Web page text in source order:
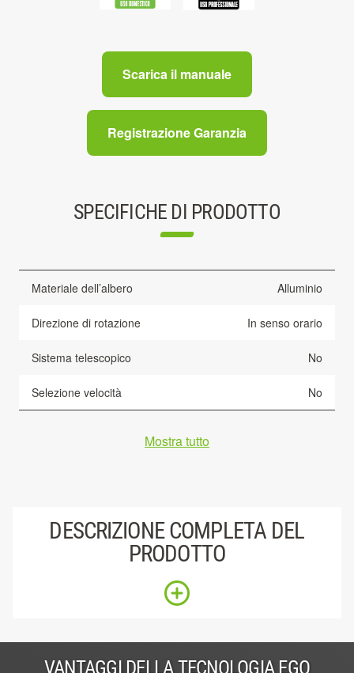
Scarica il manuale
Registrazione Garanzia
SPECIFICHE DI PRODOTTO
Materiale dell’albero Alluminio
Direzione di rotazione In senso orario
Sistema telescopico No
Selezione velocità No
Mostra tutto
DESCRIZIONE COMPLETA DEL
PRODOTTO
VANTAGGI DELLA TECNOLOGIA EGO